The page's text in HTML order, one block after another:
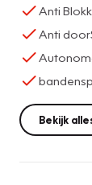
Anti
Anti
Bekijk